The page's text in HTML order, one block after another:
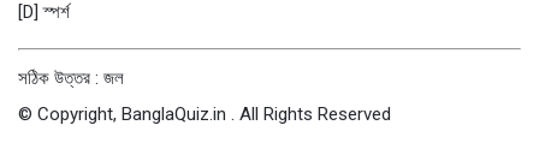
[D] স্পর্শ
সঠিক উত্তর : জল
© Copyright, BanglaQuiz.in . All Rights Reserved